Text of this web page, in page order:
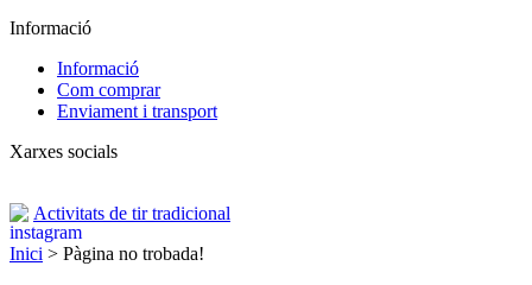
Informació
Informació
Com comprar
Enviament i transport
Xarxes socials
Activitats de tir tradicional
Inici > Pàgina no trobada!